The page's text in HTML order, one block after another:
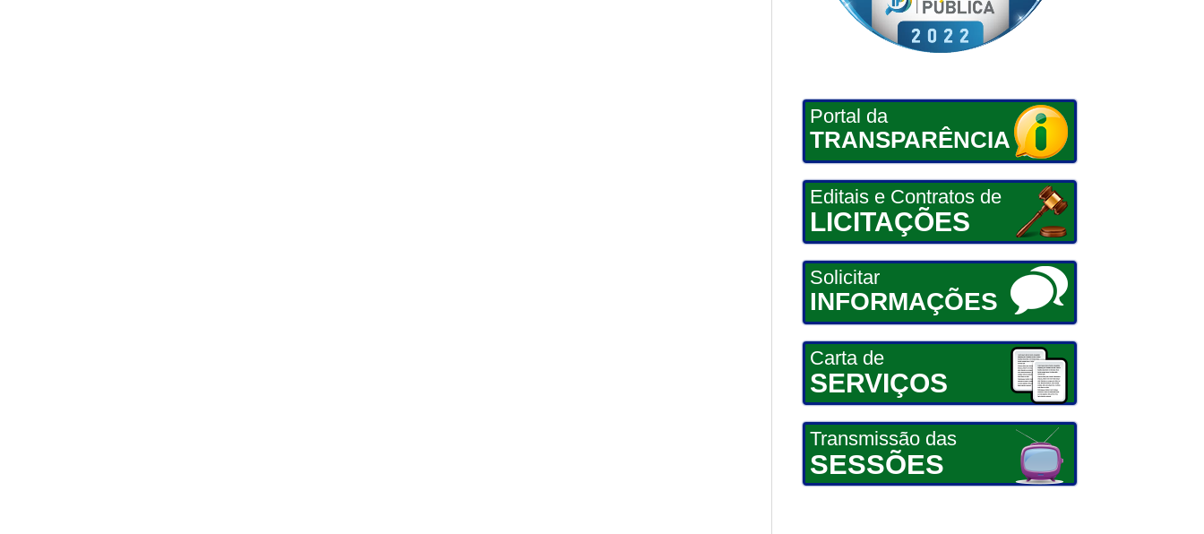
Portal da
TRANSPARÊNCIA
Editais e Contratos de
LICITAÇÕES
Solicitar
INFORMAÇÕES
Carta de
SERVIÇOS
Transmissão das
SESSÕES